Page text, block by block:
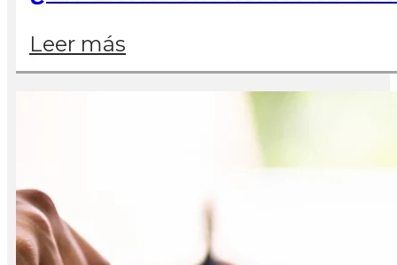
Leer más